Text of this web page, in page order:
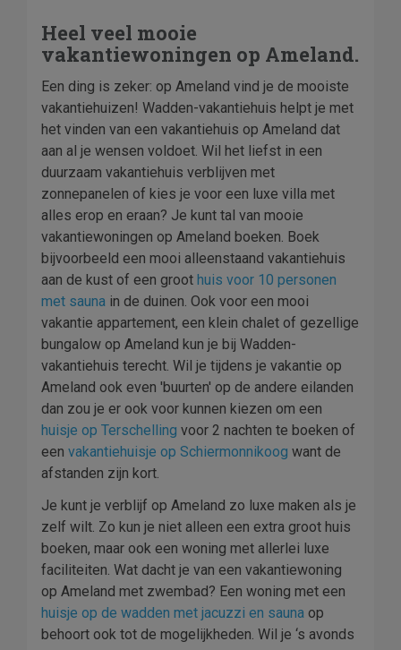
Heel veel mooie
vakantiewoningen op Ameland.
Een ding is zeker: op Ameland vind je de mooiste
vakantiehuizen! Wadden-vakantiehuis helpt je met
het vinden van een vakantiehuis op Ameland dat
aan al je wensen voldoet. Wil het liefst in een
duurzaam vakantiehuis verblijven met
zonnepanelen of kies je voor een luxe villa met
alles erop en eraan? Je kunt tal van mooie
vakantiewoningen op Ameland boeken. Boek
bijvoorbeeld een mooi alleenstaand vakantiehuis
aan de kust of een groot huis voor 10 personen
met sauna in de duinen. Ook voor een mooi
vakantie appartement, een klein chalet of gezellige
bungalow op Ameland kun je bij Wadden-
vakantiehuis terecht. Wil je tijdens je vakantie op
Ameland ook even 'buurten' op de andere eilanden
dan zou je er ook voor kunnen kiezen om een
huisje op Terschelling voor 2 nachten te boeken of
een vakantiehuisje op Schiermonnikoog want de
afstanden zijn kort.
Je kunt je verblijf op Ameland zo luxe maken als je
zelf wilt. Zo kun je niet alleen een extra groot huis
boeken, maar ook een woning met allerlei luxe
faciliteiten. Wat dacht je van een vakantiewoning
op Ameland met zwembad? Een woning met een
huisje op de wadden met jacuzzi en sauna op
behoort ook tot de mogelijkheden. Wil je ‘s avonds